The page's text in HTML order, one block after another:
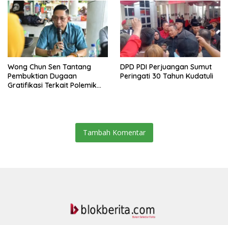
Belawan
Wong Chun Sen Tantang
Pembuktian Dugaan
Gratifikasi Terkait Polemik
DPD PDI Perjuangan Sumut
Peringati 30 Tahun Kudatuli
Tambah Komentar